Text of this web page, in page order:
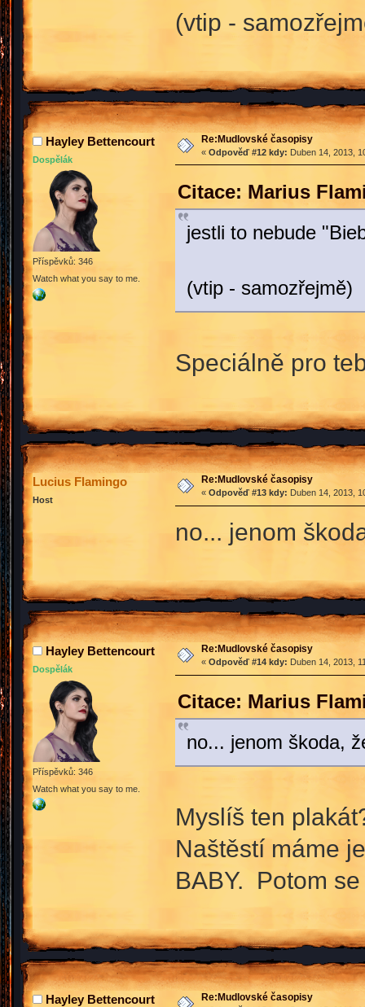
(vtip -
Hayley Bettencourt
Dospělák
Příspěvků: 346
Watch what you say to me.
Re:Mudlovské časopisy
« Odpověď #12 kdy: Duben 14, 2013,
Citace: Marius
jestli to nebude
(vtip - samozřejmě)
Speciálně pro
Lucius Flamingo
Host
Re:Mudlovské časopisy
« Odpověď #13 kdy: Duben 14, 2013,
no... jenom
Hayley Bettencourt
Dospělák
Příspěvků: 346
Watch what you say to me.
Re:Mudlovské časopisy
« Odpověď #14 kdy: Duben 14, 2013,
Citace: Marius
no... jenom škoda,
Myslíš ten
Naštěstí máme
BABY. Potom
Hayley Bettencourt Re:Mudlovské časopisy